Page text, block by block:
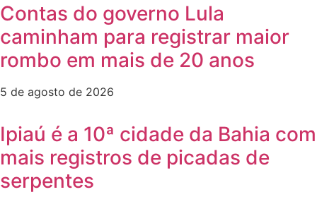
Contas do governo Lula
caminham para registrar maior
rombo em mais de 20 anos
5 de agosto de 2026
Ipiaú é a 10ª cidade da Bahia com
mais registros de picadas de
serpentes